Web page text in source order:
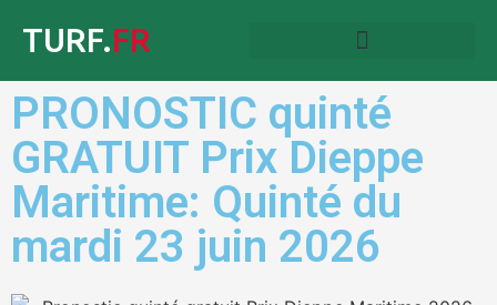
TURF.FR
PRONOSTIC quinté
GRATUIT Prix Dieppe
Maritime: Quinté du
mardi 23 juin 2026